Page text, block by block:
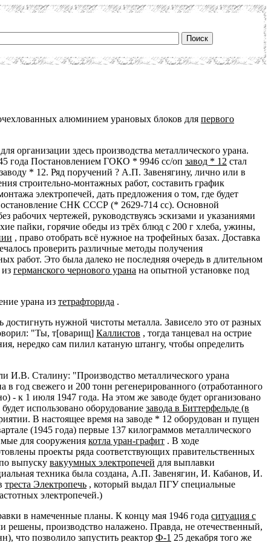
алюминием урановых блоков для первого
организации здесь производства металлического урана.
года Постановлением ГОКО * 9946 сс/оп завод * 12 стал
* 12. Ряд поручений ? А.П. Завенягину, лично или в
строительно-монтажных работ, составить график
электропечей, дать предложения о том, где будет
Постановление СНК СССР (* 2629-714 сс). Основной
чертежей, руководствуясь эскизами и указаниями
пайки, горячие обеды из трёх блюд с 200 г хлеба, ужины,
, право отобрать всё нужное на трофейных базах. Доставка
проверить различные методы получения
работ. Это была далеко не последняя очередь в длительном
германского чернового урана на опытной установке под
урана из тетрафторида .
нужной чистоты металла. Зависело это от разных
"Ты, т[оварищ] Каллистов , тогда танцевал на острие
нередко сам пилил катаную штангу, чтобы определить
Сталину: "Производство металлического урана
год свежего и 200 тонн регенерированного (отработанного
- к 1 июля 1947 года. На этом же заводе будет организовано
использовано оборудование завода в Биттерфельде (в
В настоящее время на заводе * 12 оборудован и пущен
(1945 года) первые 137 килограммов металлического
для сооружения котла уран-графит . В ходе
проекты ряда соответствующих правительственных
выпуску вакуумных электропечей для выплавки
техника была создана, А.П. Завенягин, И. Кабанов, И.
треста Электропечь , который выдал ПГУ специальные
электропечей.)
в намеченные планы. К концу мая 1946 года ситуация с
решены, производство налажено. Правда, не отечественный,
что позволило запустить реактор Ф-1 25 декабря того же